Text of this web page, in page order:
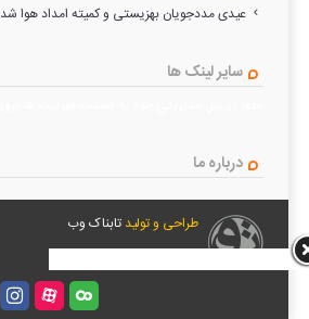
عیدی مددجویان بهزیستی و کمیته امداد هوا شد
سایر لینک ها
درباره ما
طراحی و تولیدتابناک وب